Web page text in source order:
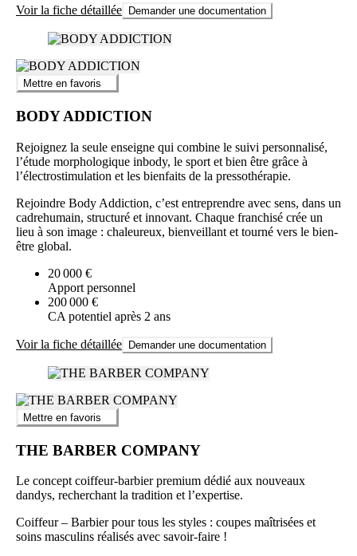
Voir la fiche détaillée Demander une documentation
Mettre en favoris
BODY ADDICTION
Rejoignez la seule enseigne qui combine le suivi personnalisé,
l’étude morphologique inbody, le sport et bien être grâce à
l’électrostimulation et les bienfaits de la pressothérapie.
Rejoindre Body Addiction, c’est entreprendre avec sens, dans un
cadrehumain, structuré et innovant. Chaque franchisé crée un
lieu à son image : chaleureux, bienveillant et tourné vers le bien-
être global.
20 000 €
Apport personnel
200 000 €
CA potentiel après 2 ans
Voir la fiche détaillée Demander une documentation
Mettre en favoris
THE BARBER COMPANY
Le concept coiffeur-barbier premium dédié aux nouveaux
dandys, recherchant la tradition et l’expertise.
Coiffeur – Barbier pour tous les styles : coupes maîtrisées et
soins masculins réalisés avec savoir-faire !